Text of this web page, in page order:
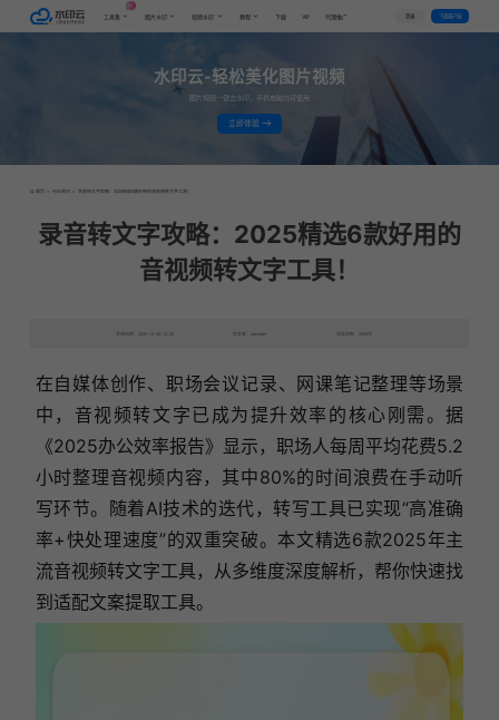
工具集
AI
图片水印 视频水印 教程 下载 VIP 代理推广 登录 下载客户端
水印云-轻松美化图片视频
图片视频一键去水印，手机电脑均可使用
立即体验
首页 > 行业资讯 > 录音转文字攻略：2025精选6款好用的音视频转文字工具！
录音转文字攻略：2025精选6款好用的
音视频转文字工具！
发布日期：2025-12-24 14:02 发表者：qianqian 浏览次数：2288次
在自媒体创作、职场会议记录、网课笔记整理等场景
中，音视频转文字已成为提升效率的核心刚需。据
《2025办公效率报告》显示，职场人每周平均花费5.2
小时整理音视频内容，其中80%的时间浪费在手动听
写环节。随着AI技术的迭代，转写工具已实现“高准确
率+快处理速度”的双重突破。本文精选6款2025年主
流音视频转文字工具，从多维度深度解析，帮你快速找
到适配文案提取工具。